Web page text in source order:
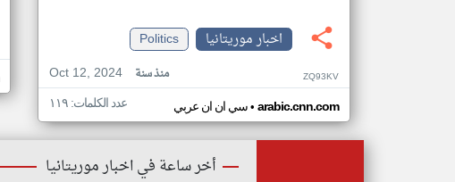
اخبار موريتانيا
Politics
Oct 12, 2024
منذ سنة ZQ93KV
سي ان ان عربي• arabic.cnn.com عدد الكلمات: ١١٩
أخر ساعة في اخبار موريتانيا